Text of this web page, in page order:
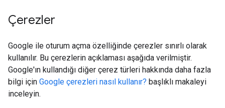
Çerezler
Google ile oturum açma özelliğinde çerezler sınırlı olarak
kullanılır. Bu çerezlerin açıklaması aşağıda verilmiştir.
Google'ın kullandığı diğer çerez türleri hakkında daha fazla
bilgi için Google çerezleri nasıl kullanır? başlıklı makaleyi
inceleyin.